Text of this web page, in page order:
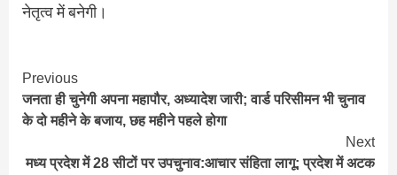
नेतृत्व में बनेगी।
Continue
Reading
Previous
जनता ही चुनेगी अपना महापौर, अध्यादेश जारी; वार्ड परिसीमन भी चुनाव
के दो महीने के बजाय, छह महीने पहले होगा
Next
मध्य प्रदेश में 28 सीटों पर उपचुनाव:आचार संहिता लागू; प्रदेश में अटक